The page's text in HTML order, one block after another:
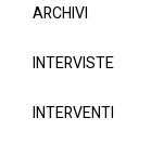
ARCHIVI
INTERVISTE
INTERVENTI